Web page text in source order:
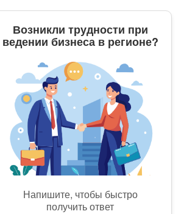
Возникли трудности при
ведении бизнеса в регионе?
Напишите, чтобы быстро
получить ответ